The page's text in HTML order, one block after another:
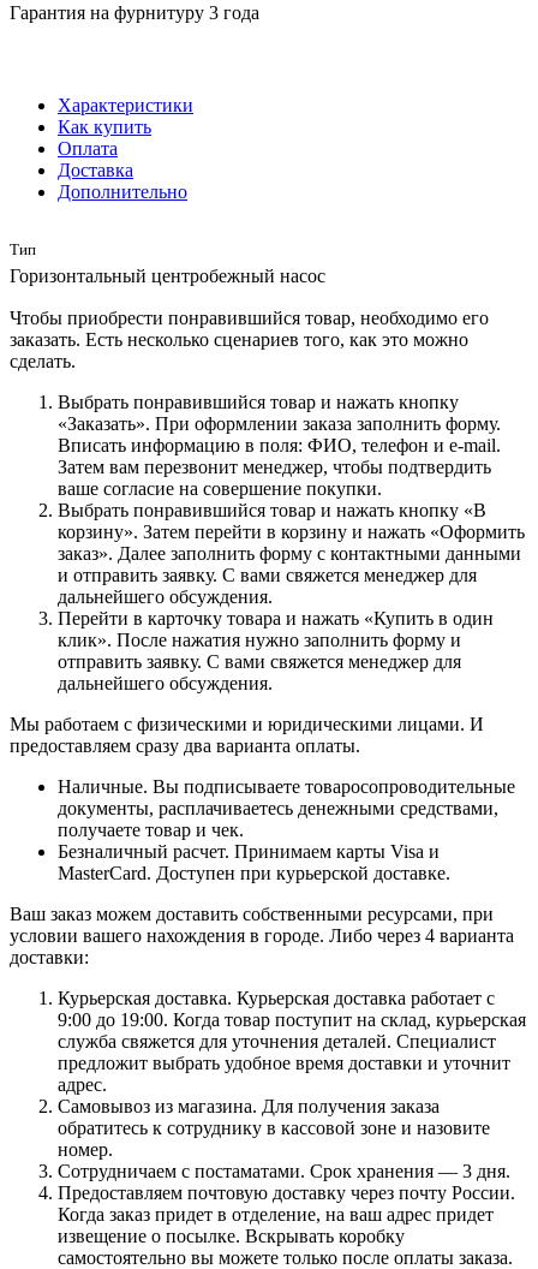
Гарантия на фурнитуру 3 года
Характеристики
Как купить
Оплата
Доставка
Дополнительно
Тип
Горизонтальный центробежный насос
Чтобы приобрести понравившийся товар, необходимо его
заказать. Есть несколько сценариев того, как это можно
сделать.
Выбрать понравившийся товар и нажать кнопку
«Заказать». При оформлении заказа заполнить форму.
Вписать информацию в поля: ФИО, телефон и e-mail.
Затем вам перезвонит менеджер, чтобы подтвердить
ваше согласие на совершение покупки.
Выбрать понравившийся товар и нажать кнопку «В
корзину». Затем перейти в корзину и нажать «Оформить
заказ». Далее заполнить форму с контактными данными
и отправить заявку. С вами свяжется менеджер для
дальнейшего обсуждения.
Перейти в карточку товара и нажать «Купить в один
клик». После нажатия нужно заполнить форму и
отправить заявку. С вами свяжется менеджер для
дальнейшего обсуждения.
Мы работаем с физическими и юридическими лицами. И
предоставляем сразу два варианта оплаты.
Наличные. Вы подписываете товаросопроводительные
документы, расплачиваетесь денежными средствами,
получаете товар и чек.
Безналичный расчет. Принимаем карты Visa и
MasterCard. Доступен при курьерской доставке.
Ваш заказ можем доставить собственными ресурсами, при
условии вашего нахождения в городе. Либо через 4 варианта
доставки:
Курьерская доставка. Курьерская доставка работает с
9:00 до 19:00. Когда товар поступит на склад, курьерская
служба свяжется для уточнения деталей. Специалист
предложит выбрать удобное время доставки и уточнит
адрес.
Самовывоз из магазина. Для получения заказа
обратитесь к сотруднику в кассовой зоне и назовите
номер.
Сотрудничаем с постаматами. Срок хранения — 3 дня.
Предоставляем почтовую доставку через почту России.
Когда заказ придет в отделение, на ваш адрес придет
извещение о посылке. Вскрывать коробку
самостоятельно вы можете только после оплаты заказа.